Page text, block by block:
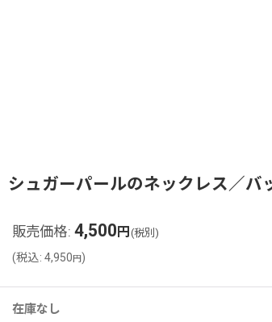
シュガーパールのネックレス／バ
販売価格: 4,500 円 (税別)
(税込: 4,950円)
在庫なし